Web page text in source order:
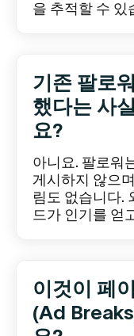
을 추적할 수 있
기존 팔로
했다는 사
요?
아니요. 팔로워
게시하지 않으
림도 없습니다.
드가 인기를 얻
이것이 페
(Ad